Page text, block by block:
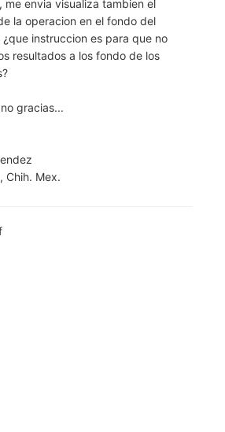
me envia visualiza tambien el
la operacion en el fondo del
¿que instruccion es para que no
resultados a los fondo de los
gracias...
Chih. Mex.